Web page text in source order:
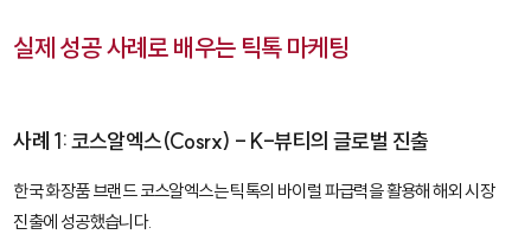
실제 성공 사례로 배우는 틱톡 마케팅
사례 1: 코스알엑스(Cosrx) - K-뷰티의 글로벌 진출
한국 화장품 브랜드 코스알엑스는 틱톡의 바이럴 파급력을 활용해 해외 시장
진출에 성공했습니다.